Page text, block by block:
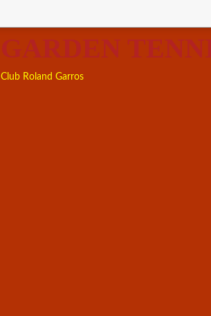
GARDEN
Club Roland Garros